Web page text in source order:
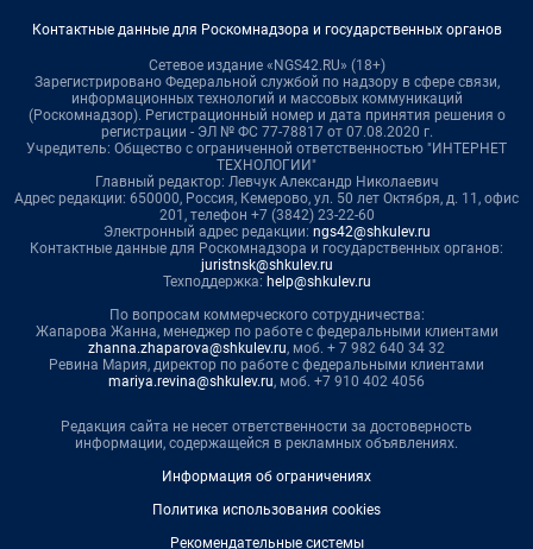
Контактные данные для Роскомнадзора и государственных органов
Сетевое издание «NGS42.RU» (18+)
Зарегистрировано Федеральной службой по надзору в сфере связи,
информационных технологий и массовых коммуникаций
(Роскомнадзор). Регистрационный номер и дата принятия решения о
регистрации - ЭЛ № ФС 77-78817 от 07.08.2020 г.
Учредитель: Общество с ограниченной ответственностью "ИНТЕРНЕТ
ТЕХНОЛОГИИ"
Главный редактор: Левчук Александр Николаевич
Адрес редакции: 650000, Россия, Кемерово, ул. 50 лет Октября, д. 11, офис
201, телефон +7 (3842) 23-22-60
Электронный адрес редакции: ngs42@shkulev.ru
Контактные данные для Роскомнадзора и государственных органов:
juristnsk@shkulev.ru
Техподдержка: help@shkulev.ru
По вопросам коммерческого сотрудничества:
Жапарова Жанна, менеджер по работе с федеральными клиентами
zhanna.zhaparova@shkulev.ru, моб. + 7 982 640 34 32
Ревина Мария, директор по работе с федеральными клиентами
mariya.revina@shkulev.ru, моб. +7 910 402 4056
Редакция сайта не несет ответственности за достоверность
информации, содержащейся в рекламных объявлениях.
Информация об ограничениях
Политика использования cookies
Рекомендательные системы